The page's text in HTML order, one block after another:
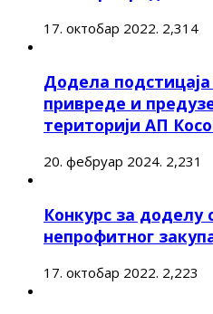
17. октобар 2022. 2,314
Додела
привреде и
територији АП
20. фебруар 2024. 2,231
Конкурс за доделу
непрофитног
17. октобар 2022. 2,223